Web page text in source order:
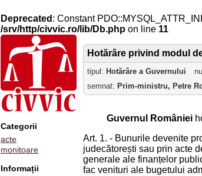
Deprecated : Constant
/srv/http/civvic.ro/lib/Db.php on line 11
Categorii
acte
monitoare
Informații
Hotărâre privind modul
tipul: Hotărâre a Guvernului
semnat: Prim-ministru, Petre
Guvernul României
Art. 1. - Bunurile devenite
judecătorești sau prin acte
generale ale finanțelor
fac venituri ale bugetului